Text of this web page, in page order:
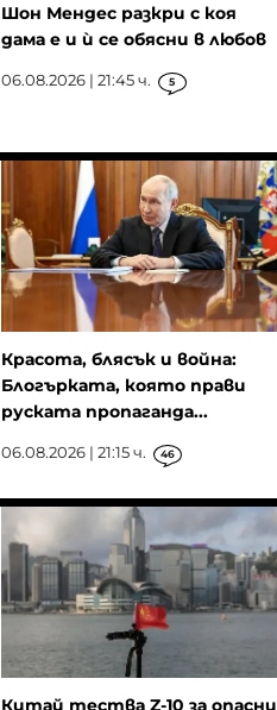
Шон Мендес разкри с коя
дама е и ѝ се обясни в любов
06.08.2026 | 21:45 ч. 5
Красота, блясък и война:
Блогърката, която прави
руската пропаганда...
06.08.2026 | 21:15 ч. 46
Китай тества Z-10 за опасни